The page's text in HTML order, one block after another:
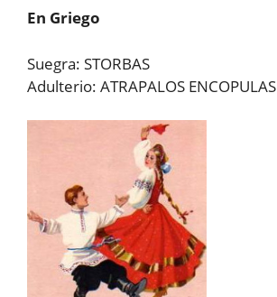
En Griego
Suegra: STORBAS
Adulterio: ATRAPALOS ENCOPULAS